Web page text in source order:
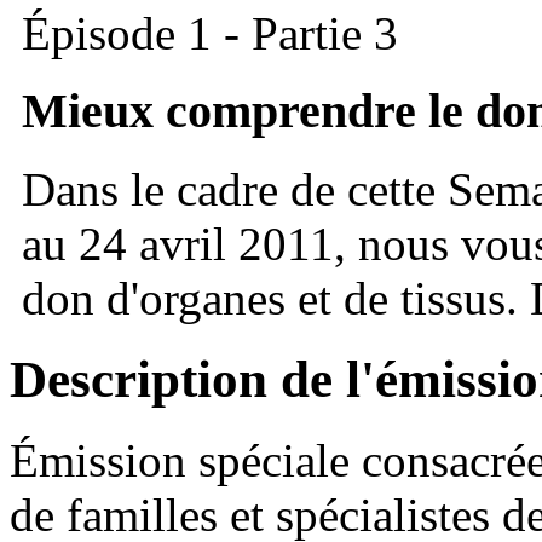
Épisode 1 - Partie 3
Mieux comprendre le
Dans le cadre de cette
au 24 avril 2011, nous
don d'organes et de
Description de
Émission spéciale
de familles et spécialistes